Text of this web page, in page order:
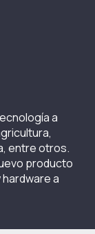
a
entre otros.
producto
a